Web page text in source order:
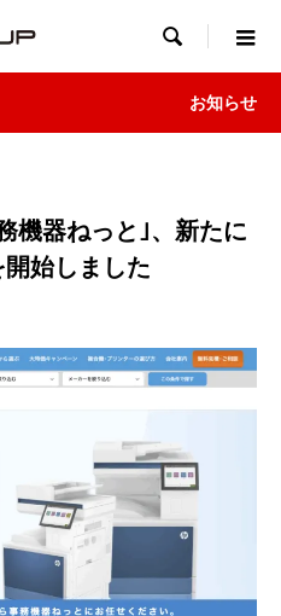

お知らせ
機器ねっと｣、新たに
始しました